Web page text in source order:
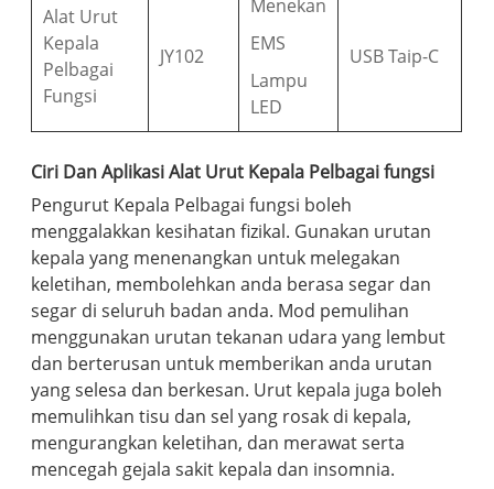
Alat Urut
Kepala
Pelbagai
Fungsi
JY102
Menekan
EMS
Lampu
LED
USB Taip-C
Ciri Dan Aplikasi Alat Urut Kepala Pelbagai fungsi
Pengurut Kepala Pelbagai fungsi boleh
menggalakkan kesihatan fizikal. Gunakan urutan
kepala yang menenangkan untuk melegakan
keletihan, membolehkan anda berasa segar dan
segar di seluruh badan anda. Mod pemulihan
menggunakan urutan tekanan udara yang lembut
dan berterusan untuk memberikan anda urutan
yang selesa dan berkesan. Urut kepala juga boleh
memulihkan tisu dan sel yang rosak di kepala,
mengurangkan keletihan, dan merawat serta
mencegah gejala sakit kepala dan insomnia.